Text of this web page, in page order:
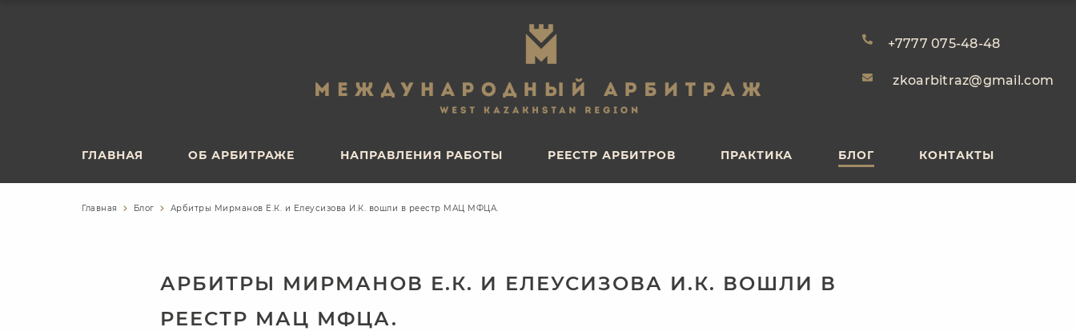
+7777 075-48-48
zkoarbitraz@gmail.com
ГЛАВНАЯ ОБ АРБИТРАЖЕ НАПРАВЛЕНИЯ РАБОТЫ РЕЕСТР АРБИТРОВ ПРАКТИКА БЛОГ КОНТАКТЫ
РЕЕСТР АРБИТРОВ
Главная Блог Арбитры Мирманов Е.К. и Елеусизова И.К. вошли в реестр МАЦ МФЦА.
АРБИТРЫ МИРМАНОВ Е.К. И ЕЛЕУСИЗОВА И.К. ВОШЛИ В
РЕЕСТР МАЦ МФЦА.